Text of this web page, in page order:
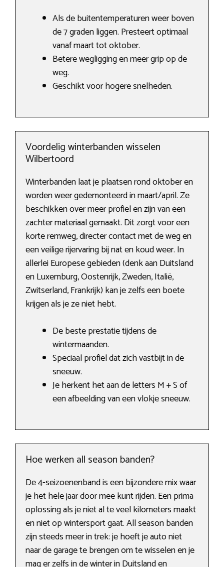
Als de buitentemperaturen weer boven
de 7 graden liggen. Presteert optimaal
vanaf maart tot oktober.
Betere wegligging en meer grip op de
weg.
Geschikt voor hogere snelheden.
Voordelig winterbanden wisselen
Wilbertoord
Winterbanden laat je plaatsen rond oktober en
worden weer gedemonteerd in maart/april. Ze
beschikken over meer profiel en zijn van een
zachter materiaal gemaakt. Dit zorgt voor een
korte remweg, directer contact met de weg en
een veilige rijervaring bij nat en koud weer. In
allerlei Europese gebieden (denk aan Duitsland
en Luxemburg, Oostenrijk, Zweden, Italië,
Zwitserland, Frankrijk) kan je zelfs een boete
krijgen als je ze niet hebt.
De beste prestatie tijdens de
wintermaanden.
Speciaal profiel dat zich vastbijt in de
sneeuw.
Je herkent het aan de letters M + S of
een afbeelding van een vlokje sneeuw.
Hoe werken all season banden?
De 4-seizoenenband is een bijzondere mix waar
je het hele jaar door mee kunt rijden. Een prima
oplossing als je niet al te veel kilometers maakt
en niet op wintersport gaat. All season banden
zijn steeds meer in trek: je hoeft je auto niet
naar de garage te brengen om te wisselen en je